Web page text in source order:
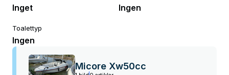
Inget Ingen
Toalettyp
Ingen
Micore Xw50cc